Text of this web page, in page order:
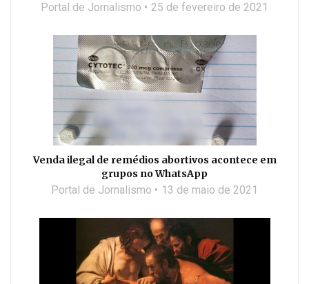
Portal de Jornalismo 25 de fevereiro de 2021
Venda ilegal de remédios abortivos acontece em
grupos no WhatsApp
Portal de Jornalismo 13 de maio de 2021